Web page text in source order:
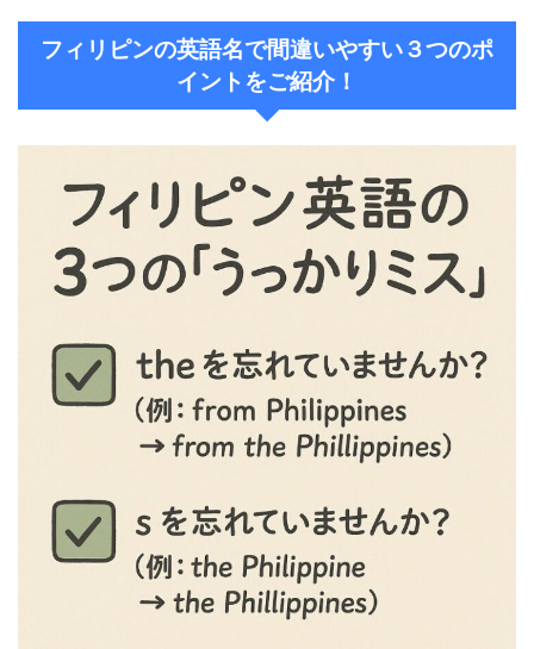
フィリピンの英語名で間違いやすい３つのポ
イントをご紹介！